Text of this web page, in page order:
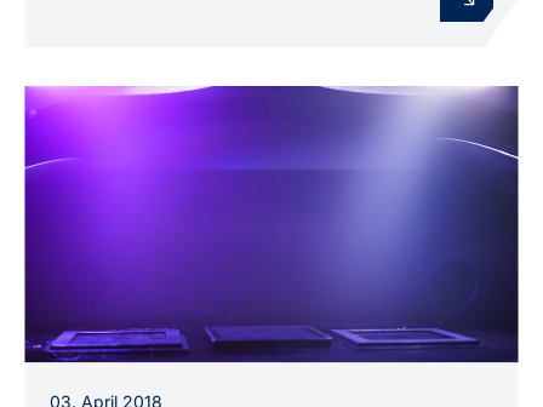
03. April 2018